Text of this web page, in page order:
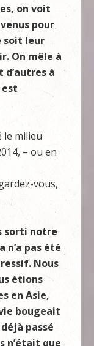
on voit
pour
soit leur
On mêle à
à
le milieu
– ou en
vous,
sorti notre
n’a pas été
Nous
étions
en Asie,
bougeait
passé
n’était que